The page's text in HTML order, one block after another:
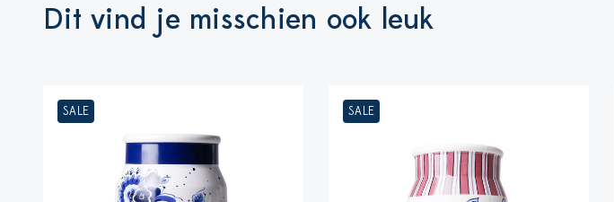
Dit vind je misschien ook leuk
SALE SALE